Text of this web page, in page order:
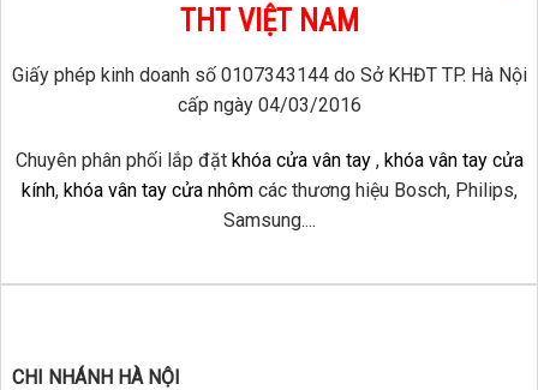
THT VIỆT NAM
Giấy phép kinh doanh số 0107343144 do Sở KHĐT TP. Hà Nội
cấp ngày 04/03/2016
Chuyên phân phối lắp đặt khóa cửa vân tay, khóa vân tay cửa
kính, khóa vân tay cửa nhômcác thương hiệu Bosch, Philips,
Samsung....
CHI NHÁNH HÀ NỘI